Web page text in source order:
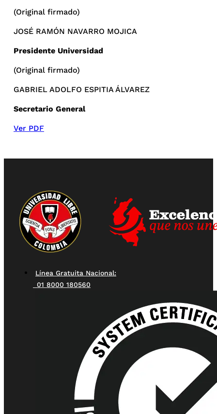
(Original firmado)
JOSÉ RAMÓN NAVARRO MOJICA
Presidente Universidad
(Original firmado)
GABRIEL ADOLFO ESPITIA ÁLVAREZ
Secretario General
Ver PDF
Línea Gratuita Nacional:
01 8000 180560